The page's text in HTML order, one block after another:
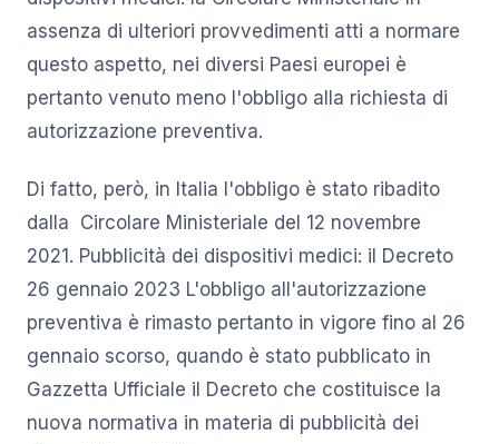
assenza di ulteriori provvedimenti atti a normare
questo aspetto, nei diversi Paesi europei è
pertanto venuto meno l'obbligo alla richiesta di
autorizzazione preventiva.
Di fatto, però, in Italia l'obbligo è stato ribadito
dalla Circolare Ministeriale del 12 novembre
2021. Pubblicità dei dispositivi medici: il Decreto
26 gennaio 2023 L'obbligo all'autorizzazione
preventiva è rimasto pertanto in vigore fino al 26
gennaio scorso, quando è stato pubblicato in
Gazzetta Ufficiale il Decreto che costituisce la
nuova normativa in materia di pubblicità dei